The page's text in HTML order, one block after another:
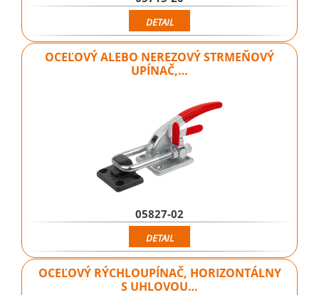
DETAIL
OCEĽOVÝ ALEBO NEREZOVÝ STRMEŇOVÝ
UPÍNAČ,…
05827-02
DETAIL
OCEĽOVÝ RÝCHLOUPÍNAČ, HORIZONTÁLNY
S UHLOVOU…